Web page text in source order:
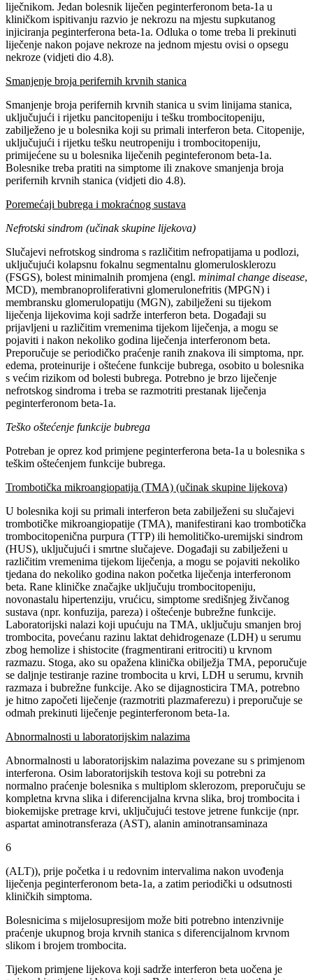
liječnikom. Jedan bolesnik liječen peginterferonom beta-1a u
kliničkom ispitivanju razvio je nekrozu na mjestu supkutanog
injiciranja peginterferona beta-1a. Odluka o tome treba li prekinuti
liječenje nakon pojave nekroze na jednom mjestu ovisi o opsegu
nekroze (vidjeti dio 4.8).
Smanjenje broja perifernih krvnih stanica
Smanjenje broja perifernih krvnih stanica u svim linijama stanica,
uključujući i rijetku pancitopeniju i tešku trombocitopeniju,
zabilježeno je u bolesnika koji su primali interferon beta. Citopenije,
uključujući i rijetku tešku neutropeniju i trombocitopeniju,
primijećene su u bolesnika liječenih peginteferonom beta-1a.
Bolesnike treba pratiti na simptome ili znakove smanjenja broja
perifernih krvnih stanica (vidjeti dio 4.8).
Poremećaji bubrega i mokraćnog sustava
Nefrotski sindrom (učinak skupine lijekova)
Slučajevi nefrotskog sindroma s različitim nefropatijama u podlozi,
uključujući kolapsnu fokalnu segmentalnu glomerulosklerozu
(FSGS), bolest minimalnih promjena (engl. minimal change disease,
MCD), membranoproliferativni glomerulonefritis (MPGN) i
membransku glomerulopatiju (MGN), zabilježeni su tijekom
liječenja lijekovima koji sadrže interferon beta. Događaji su
prijavljeni u različitim vremenima tijekom liječenja, a mogu se
pojaviti i nakon nekoliko godina liječenja interferonom beta.
Preporučuje se periodičko praćenje ranih znakova ili simptoma, npr.
edema, proteinurije i oštećene funkcije bubrega, osobito u bolesnika
s većim rizikom od bolesti bubrega. Potrebno je brzo liječenje
nefrotskog sindroma i treba se razmotriti prestanak liječenja
peginterferonom beta-1a.
Teško oštećenje funkcije bubrega
Potreban je oprez kod primjene peginterferona beta-1a u bolesnika s
teškim oštećenjem funkcije bubrega.
Trombotička mikroangiopatija (TMA) (učinak skupine lijekova)
U bolesnika koji su primali interferon beta zabilježeni su slučajevi
trombotičke mikroangiopatije (TMA), manifestirani kao trombotička
trombocitopenična purpura (TTP) ili hemolitičko-uremijski sindrom
(HUS), uključujući i smrtne slučajeve. Događaji su zabilježeni u
različitim vremenima tijekom liječenja, a mogu se pojaviti nekoliko
tjedana do nekoliko godina nakon početka liječenja interferonom
beta. Rane kliničke značajke uključuju trombocitopeniju,
novonastalu hipertenziju, vrućicu, simptome središnjeg živčanog
sustava (npr. konfuzija, pareza) i oštećenje bubrežne funkcije.
Laboratorijski nalazi koji upućuju na TMA, uključuju smanjen broj
trombocita, povećanu razinu laktat dehidrogenaze (LDH) u serumu
zbog hemolize i shistocite (fragmentirani eritrociti) u krvnom
razmazu. Stoga, ako su opažena klinička obilježja TMA, peporučuje
se daljnje testiranje razine trombocita u krvi, LDH u serumu, krvnih
razmaza i bubrežne funkcije. Ako se dijagnosticira TMA, potrebno
je hitno započeti liječenje (razmotriti plazmaferezu) i preporučuje se
odmah prekinuti liječenje peginterferonom beta-1a.
Abnormalnosti u laboratorijskim nalazima
Abnormalnosti u laboratorijskim nalazima povezane su s primjenom
interferona. Osim laboratorijskih testova koji su potrebni za
normalno praćenje bolesnika s multiplom sklerozom, preporučuju se
kompletna krvna slika i diferencijalna krvna slika, broj trombocita i
biokemijske pretrage krvi, uključujući testove jetrene funkcije (npr.
aspartat aminotransferaza (AST), alanin aminotransaminaza
6
(ALT)), prije početka i u redovnim intervalima nakon uvođenja
liječenja peginterferonom beta-1a, a zatim periodički u odsutnosti
kliničkih simptoma.
Bolesnicima s mijelosupresijom može biti potrebno intenzivnije
praćenje ukupnog broja krvnih stanica s diferencijalnom krvnom
slikom i brojem trombocita.
Tijekom primjene lijekova koji sadrže interferon beta uočena je